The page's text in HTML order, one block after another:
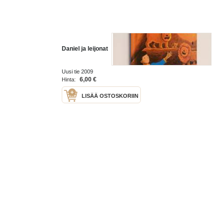
Daniel ja leijonat
Uusi tie 2009
Hinta:
6,00 €
LISÄÄ OSTOSKORIIN